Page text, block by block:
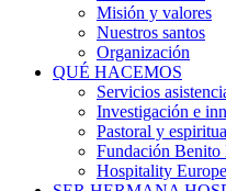
Misión y valores
Nuestros santos
Organización
QUÉ HACEMOS
Servicios
Investigación e
Pastoral y
Fundación Benito
Hospitality Europe